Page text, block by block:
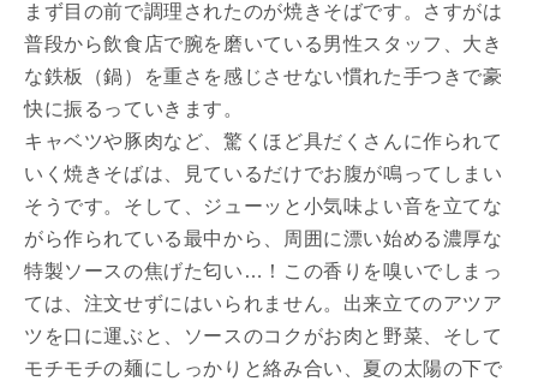
まず目の前で調理されたのが焼きそばです。さすがは
普段から飲食店で腕を磨いている男性スタッフ、大き
な鉄板（鍋）を重さを感じさせない慣れた手つきで豪
快に振るっていきます。
キャベツや豚肉など、驚くほど具だくさんに作られて
いく焼きそばは、見ているだけでお腹が鳴ってしまい
そうです。そして、ジューッと小気味よい音を立てな
がら作られている最中から、周囲に漂い始める濃厚な
特製ソースの焦げた匂い…！この香りを嗅いでしまっ
ては、注文せずにはいられません。出来立てのアツア
ツを口に運ぶと、ソースのコクがお肉と野菜、そして
モチモチの麺にしっかりと絡み合い、夏の太陽の下で